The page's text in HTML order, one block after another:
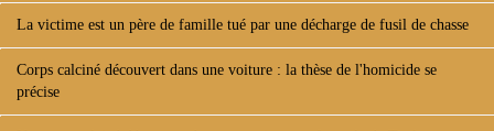
La victime est un père de famille tué par une décharge de fusil de chasse
Corps calciné découvert dans une voiture : la thèse de l'homicide se
précise